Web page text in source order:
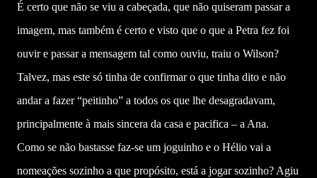
É certo que não se viu a cabeçada, que não quiseram passar a
imagem, mas também é certo e visto que o que a Petra fez foi
ouvir e passar a mensagem tal como ouviu, traiu o Wilson?
Talvez, mas este só tinha de confirmar o que tinha dito e não
andar a fazer “peitinho” a todos os que lhe desagradavam,
principalmente à mais sincera da casa e pacifica – a Ana.
Como se não bastasse faz-se um joguinho e o Hélio vai a
nomeações sozinho a que propósito, está a jogar sozinho? Agiu